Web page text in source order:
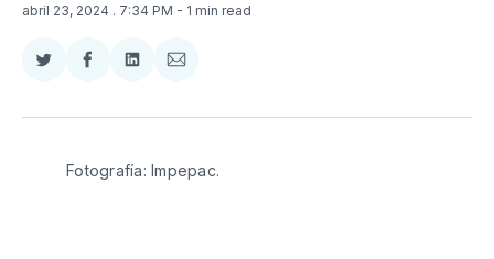
abril 23, 2024 . 7:34 PM - 1 min read
Compartir
Twitter
Compartir
Facebook
Compartir
LinkedIn
Compartir
Email
Fotografía: Impepac.